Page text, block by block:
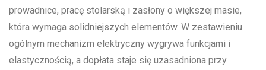
prowadnice, pracę stolarską i zasłony o większej masie,
która wymaga solidniejszych elementów. W zestawieniu
ogólnym mechanizm elektryczny wygrywa funkcjami i
elastycznością, a dopłata staje się uzasadniona przy